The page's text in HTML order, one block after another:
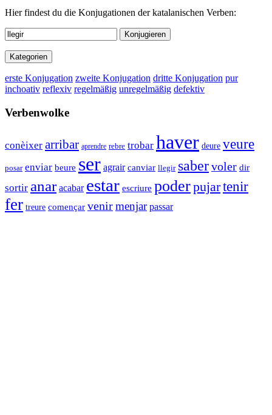
Hier findest du die Konjugationen der katalanischen Verben:
Konjugieren
Kategorien
erste Konjugation zweite Konjugation dritte Konjugation pur
inchoativ reflexiv regelmäßig unregelmäßig defektiv
Verbenwolke
conèixer arribar aprendre rebre trobar haver deure veure
posar enviar beure ser agrair canviar llegir sabervoler dir
sortir anar acabar estar escriure poderpujartenir
fer treure començar venirmenjar passar